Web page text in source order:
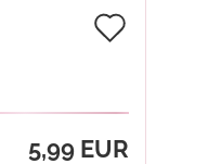
5,99 EUR